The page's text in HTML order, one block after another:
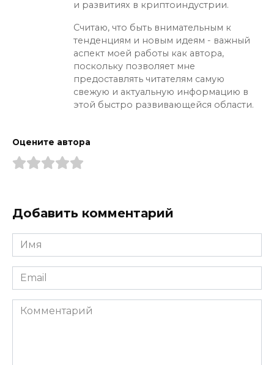
и развитиях в криптоиндустрии.
Считаю, что быть внимательным к
тенденциям и новым идеям - важный
аспект моей работы как автора,
поскольку позволяет мне
предоставлять читателям самую
свежую и актуальную информацию в
этой быстро развивающейся области.
Оцените автора
Добавить комментарий
Имя
*
Email
*
Комментарий